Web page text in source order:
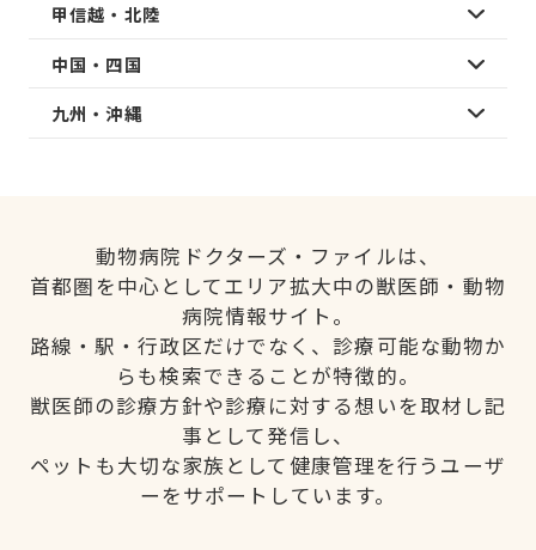
甲信越・北陸
中国・四国
九州・沖縄
動物病院ドクターズ・ファイルは、
首都圏を中心としてエリア拡大中の獣医師・動物
病院情報サイト。
路線・駅・行政区だけでなく、診療可能な動物か
らも検索できることが特徴的。
獣医師の診療方針や診療に対する想いを取材し記
事として発信し、
ペットも大切な家族として健康管理を行うユーザ
ーをサポートしています。